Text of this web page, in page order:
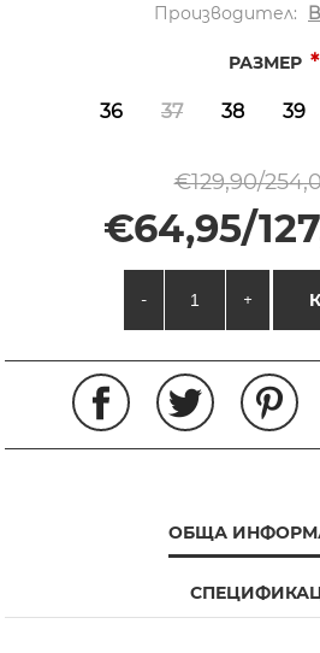
Производител:
РАЗМЕР *
36 37 38 39
€129,90/
€64,95/
- +
ОБЩА